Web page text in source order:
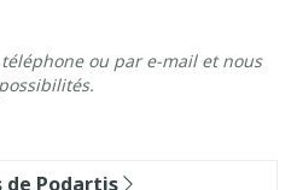
ou par e-mail et nous
de Podartis